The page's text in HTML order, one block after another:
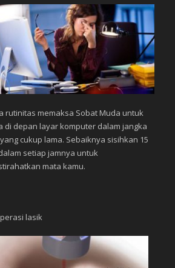
rutinitas memaksa Sobat Muda untuk
di depan layar komputer dalam jangka
cukup lama. Sebaiknya sisihkan 15
setiap jamnya untuk
mata kamu.
lasik